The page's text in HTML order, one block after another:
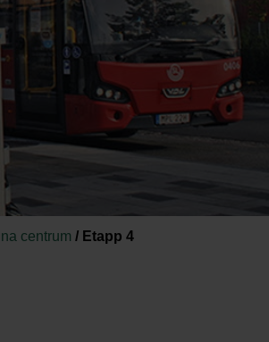
centrum / Etapp 4